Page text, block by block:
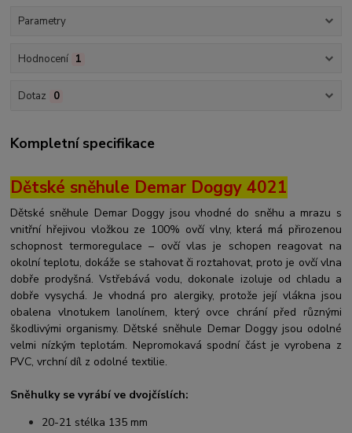
Parametry
Hodnocení 1
Dotaz 0
Kompletní specifikace
Dětské sněhule Demar Doggy 4021
Dětské sněhule Demar Doggy jsou vhodné do sněhu a mrazu s
vnitřní hřejivou vložkou ze 100% ovčí vlny, která má přirozenou
schopnost termoregulace – ovčí vlas je schopen reagovat na
okolní teplotu, dokáže se stahovat či roztahovat, proto je ovčí vlna
dobře prodyšná. Vstřebává vodu, dokonale izoluje od chladu a
dobře vysychá. Je vhodná pro alergiky, protože její vlákna jsou
obalena vlnotukem lanolínem, který ovce chrání před různými
škodlivými organismy. Dětské sněhule Demar Doggy jsou odolné
velmi nízkým teplotám. Nepromokavá spodní část je vyrobena z
PVC, vrchní díl z odolné textilie.
Sněhulky se vyrábí ve dvojčíslích:
20-21 stélka 135 mm